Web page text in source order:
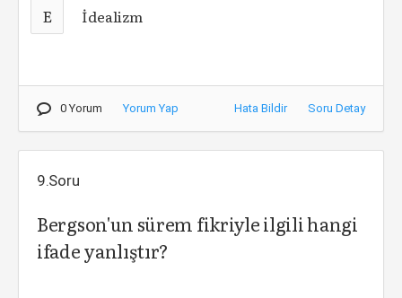
E İdealizm
0 Yorum Yorum Yap Hata Bildir Soru Detay
9.Soru
Bergson'un sürem fikriyle ilgili hangi
ifade yanlıştır?